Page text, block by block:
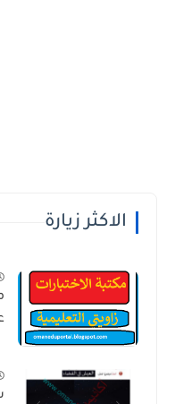
الاكثر زيارة